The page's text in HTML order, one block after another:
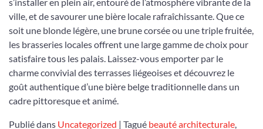
ville, et de savourer une bière locale rafraîchissante. Que ce
soit une blonde légère, une brune corsée ou une triple fruitée,
les brasseries locales offrent une large gamme de choix pour
satisfaire tous les palais. Laissez-vous emporter par le
charme convivial des terrasses liégeoises et découvrez le
goût authentique d’une bière belge traditionnelle dans un
cadre pittoresque et animé.
Publié dans Uncategorized | Tagué beauté architecturale,